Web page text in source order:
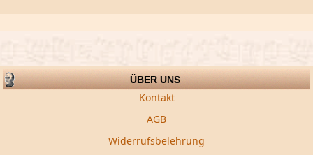
ÜBER UNS
Kontakt
AGB
Widerrufsbelehrung